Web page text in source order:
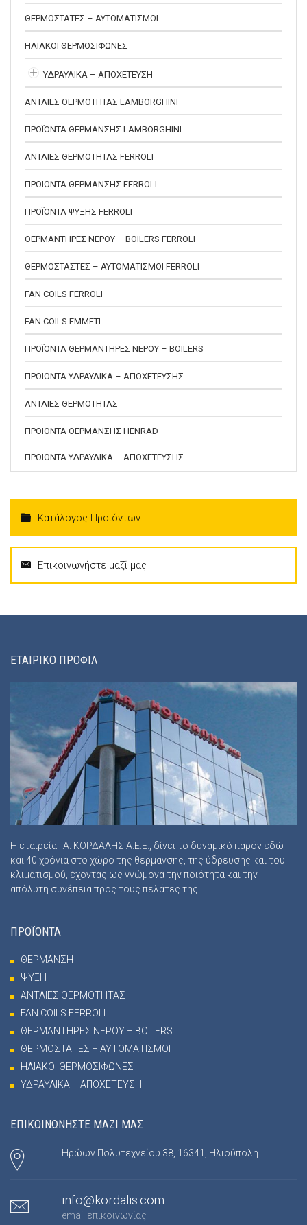
ΘΕΡΜΟΣΤΑΤΕΣ – ΑΥΤΟΜΑΤΙΣΜΟΙ
ΗΛΙΑΚΟΙ ΘΕΡΜΟΣΙΦΩΝΕΣ
ΥΔΡΑΥΛΙΚΑ – ΑΠΟΧΕΤΕΥΣΗ
ΑΝΤΛΙΕΣ ΘΕΡΜΟΤΗΤΑΣ LAMBORGHINI
ΠΡΟΪΟΝΤΑ ΘΕΡΜΑΝΣΗΣ LAMBORGHINI
ΑΝΤΛΙΕΣ ΘΕΡΜΟΤΗΤΑΣ FERROLI
ΠΡΟΪΟΝΤΑ ΘΕΡΜΑΝΣΗΣ FERROLI
ΠΡΟΪΟΝΤΑ ΨΥΞΗΣ FERROLI
ΘΕΡΜΑΝΤΗΡΕΣ ΝΕΡΟΥ – BOILERS FERROLI
ΘΕΡΜΟΣΤΑΣΤΕΣ – ΑΥΤΟΜΑΤΙΣΜΟΙ FERROLI
FAN COILS FERROLI
FAN COILS EMMETI
ΠΡΟΪΟΝΤΑ ΘΕΡΜΑΝΤΗΡΕΣ ΝΕΡΟΥ – BOILERS
ΠΡΟΪΟΝΤΑ ΥΔΡΑΥΛΙΚΑ – ΑΠΟΧΕΤΕΥΣΗΣ
ΑΝΤΛΙΕΣ ΘΕΡΜΟΤΗΤΑΣ
ΠΡΟΪΟΝΤΑ ΘΕΡΜΑΝΣΗΣ HENRAD
ΠΡΟΪΟΝΤΑ ΥΔΡΑΥΛΙΚΑ – ΑΠΟΧΕΤΕΥΣΗΣ
Κατάλογος Προϊόντων
Επικοινωνήστε μαζί μας
ΕΤΑΙΡΙΚΟ ΠΡΟΦΙΛ
Η εταιρεία Ι.Α. ΚΟΡΔΑΛΗΣ Α.Ε.Ε., δίνει το δυναμικό παρόν εδώ
και 40 χρόνια στο χώρο της θέρμανσης, της ύδρευσης και του
κλιματισμού, έχοντας ως γνώμονα την ποιότητα και την
απόλυτη συνέπεια προς τους πελάτες της.
ΠΡΟΪΟΝΤΑ
ΘΕΡΜΑΝΣΗ
ΨΥΞΗ
ΑΝΤΛΙΕΣ ΘΕΡΜΟΤΗΤΑΣ
FAN COILS FERROLI
ΘΕΡΜΑΝΤΗΡΕΣ ΝΕΡΟΥ – BOILERS
ΘΕΡΜΟΣΤΑΤΕΣ – ΑΥΤΟΜΑΤΙΣΜΟΙ
ΗΛΙΑΚΟΙ ΘΕΡΜΟΣΙΦΩΝΕΣ
ΥΔΡΑΥΛΙΚΑ – ΑΠΟΧΕΤΕΥΣΗ
ΕΠΙΚΟΙΝΩΝΗΣΤΕ ΜΑΖΙ ΜΑΣ
Ηρώων Πολυτεχνείου 38, 16341, Ηλιούπολη
info@kordalis.com
email επικοινωνίας